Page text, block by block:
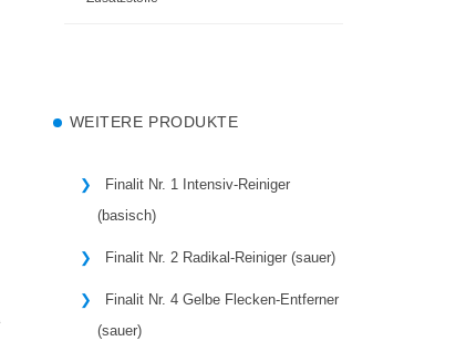
WEITERE PRODUKTE
Finalit Nr. 1 Intensiv-Reiniger
(basisch)
Finalit Nr. 2 Radikal-Reiniger (sauer)
Finalit Nr. 4 Gelbe Flecken-Entferner
(sauer)